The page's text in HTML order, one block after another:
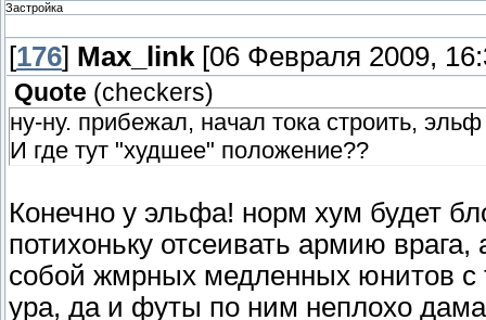
Застройка
[176] Max_link [06 Февраля 2009,
Quote (checkers)
ну-ну. прибежал, начал тока строить,
И где тут "худшее" положение??
Конечно у эльфа! норм хум будет
потихоньку отсеивать армию
собой жмрных медленных юнитов с
ура, да и футы по ним неплохо